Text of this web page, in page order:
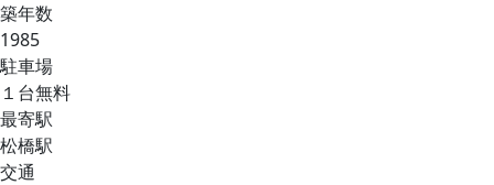
築年数
1985
駐車場
１台無料
最寄駅
松橋駅
交通